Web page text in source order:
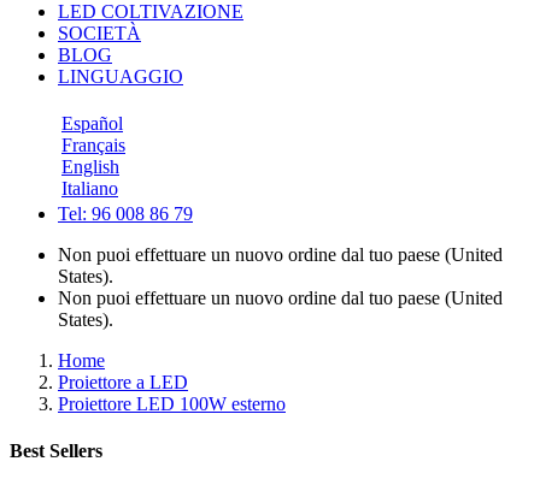
LED COLTIVAZIONE
SOCIETÀ
BLOG
LINGUAGGIO
Español
Français
English
Italiano
Tel: 96 008 86 79
Non puoi effettuare un nuovo ordine dal tuo paese (United
States).
Non puoi effettuare un nuovo ordine dal tuo paese (United
States).
Home
Proiettore a LED
Proiettore LED 100W esterno
Best Sellers